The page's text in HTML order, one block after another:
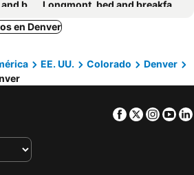
Longmont, bed and breakfasts
en Denver
EE. UU. Colorado
Denver
Facebook
Twitter